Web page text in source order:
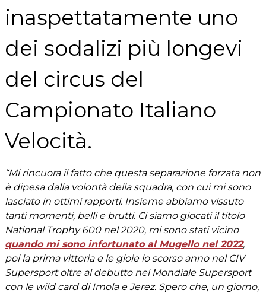
inaspettatamente uno
dei sodalizi più longevi
del circus del
Campionato Italiano
Velocità.
“Mi rincuora il fatto che questa separazione forzata non
è dipesa dalla volontà della squadra, con cui mi sono
lasciato in ottimi rapporti. Insieme abbiamo vissuto
tanti momenti, belli e brutti. Ci siamo giocati il titolo
National Trophy 600 nel 2020, mi sono stati vicino
quando mi sono infortunato al Mugello nel 2022,
poi la prima vittoria e le gioie lo scorso anno nel CIV
Supersport oltre al debutto nel Mondiale Supersport
con le wild card di Imola e Jerez. Spero che, un giorno,